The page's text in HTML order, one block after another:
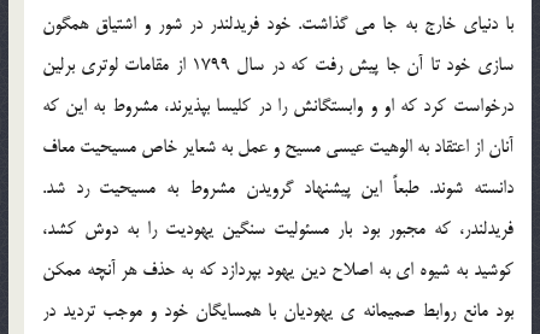
با دنياي خارج به جا مي گذاشت. خود فريدلندر در شور و اشتياق همگون
سازي خود تا آن جا پيش رفت كه در سال 1799 از مقامات لوتري برلين
درخواست كرد كه او و وابستگانش را در كليسا بپذيرند، مشروط به اين كه
آنان از اعتقاد به الوهيت عيسي مسيح و عمل به شعاير خاص مسيحيت معاف
دانسته شوند. طبعاً اين پيشنهاد گرويدن مشروط به مسيحيت رد شد.
فريدلندر، كه مجبور بود بار مسئوليت سنگين يهوديت را به دوش كشد،
كوشيد به شيوه اي به اصلاح دين يهود بپردازد كه به حذف هر آنچه ممكن
بود مانع روابط صميمانه ي يهوديان با همسايگان خود و موجب ترديد در